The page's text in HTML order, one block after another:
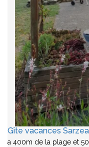
Gîte vacances
a 400m de la plage et